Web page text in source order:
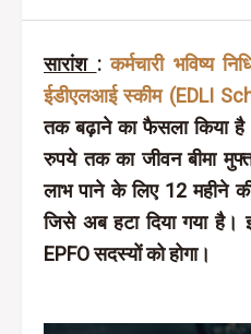
सारांश :कर्मचारी भविष्य
ईडीएलआई स्कीम (EDLI
तक बढ़ाने का फैसला किया
रुपये तक का जीवन बीमा
लाभ पाने के लिए 12 महीने
जिसे अब हटा दिया गया है।
EPFO सदस्यों को होगा।